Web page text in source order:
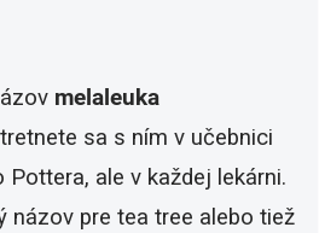
melaleuka
sa s ním v učebnici
Pottera, ale v každej lekárni.
názov pre tea tree alebo tiež